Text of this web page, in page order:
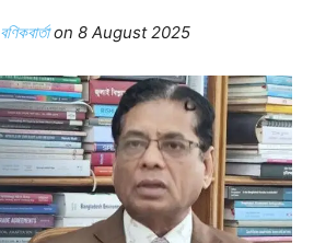
বণিকবার্তাon 8 August 2025